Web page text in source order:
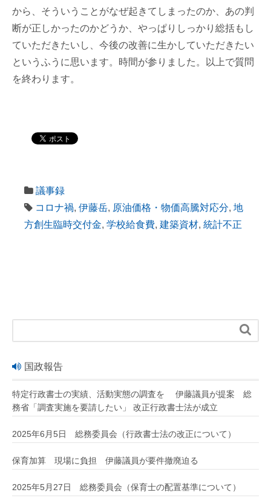
から、そういうことがなぜ起きてしまったのか、あの判
断が正しかったのかどうか、やっぱりしっかり総括もし
ていただきたいし、今後の改善に生かしていただきたい
というふうに思います。時間が参りました。以上で質問
を終わります。
議事録
コロナ禍, 伊藤岳, 原油価格・物価高騰対応分, 地
方創生臨時交付金, 学校給食費, 建築資材, 統計不正

国政報告
特定行政書士の実績、活動実態の調査を 伊藤議員が提案 総
務省「調査実施を要請したい」 改正行政書士法が成立
2025年6月5日 総務委員会（行政書士法の改正について）
保育加算 現場に負担 伊藤議員が要件撤廃迫る
2025年5月27日 総務委員会（保育士の配置基準について）